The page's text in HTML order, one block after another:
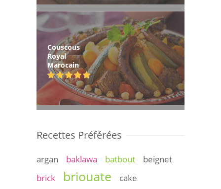
Couscous
Royal
Marocain
Recettes Préférées
argan baklawa batbout
beignet
brick
briouate
cake